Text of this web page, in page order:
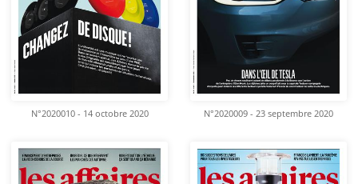
N°2020010 - 14 octobre 2020 N°2020009 - 23 septembre 2020